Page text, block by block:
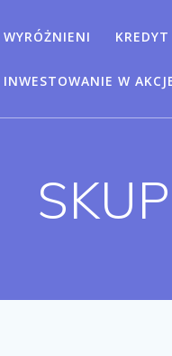
WYRÓŻNIENI
INWESTOWANIE W